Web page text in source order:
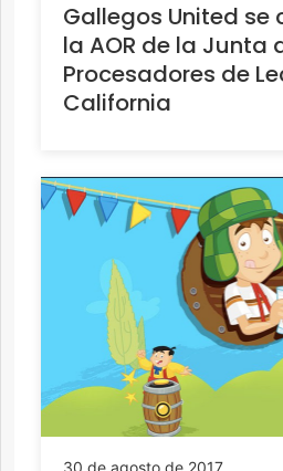
Gallegos United se
la AOR de la Junta
Procesadores de
California
30 de agosto de 2017